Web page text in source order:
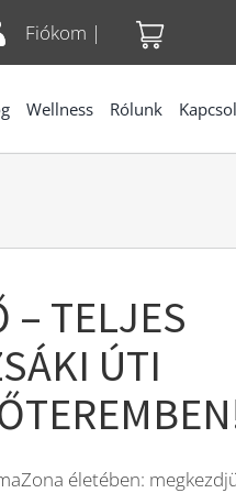
Fiókom |
Wellness Rólunk
– TELJES
ÚTI
életében: